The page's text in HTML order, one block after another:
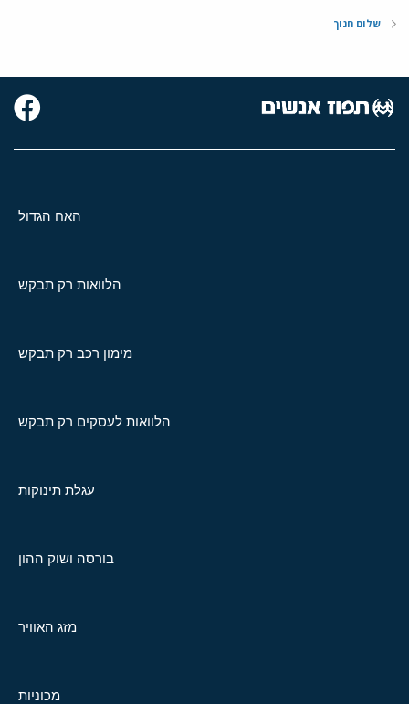
שלום חנוך
האח הגדול
הלוואות רק תבקש
מימון רכב רק תבקש
הלוואות לעסקים רק תבקש
עגלת תינוקות
בורסה ושוק ההון
מזג האוויר
מכוניות